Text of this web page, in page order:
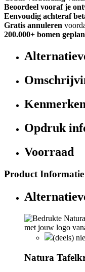
Beoordeel vooraf je
Eenvoudig achteraf
Gratis annuleren
200.000+ bomen
Kenmerken
Opdruk
Voorraad
Product Informatie
(deels)
Natura